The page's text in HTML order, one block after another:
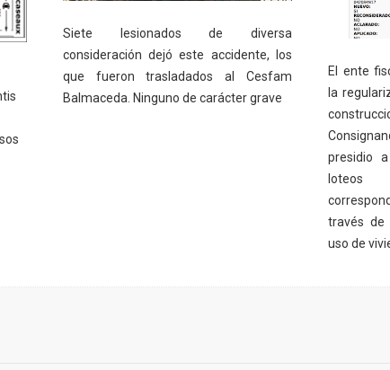
Siete lesionados de diversa
consideración dejó este accidente, los
que fueron trasladados al Cesfam
Balmaceda. Ninguno de carácter grave
El ente
la
presidio
través de
uso de